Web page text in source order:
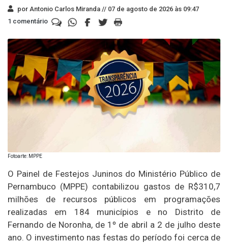
por Antonio Carlos Miranda // 07 de agosto de 2026 às 09:47
1 comentário
Fotoarte: MPPE
O Painel de Festejos Juninos do Ministério Público de
Pernambuco (MPPE) contabilizou gastos de R$310,7
milhões de recursos públicos em programações
realizadas em 184 municípios e no Distrito de
Fernando de Noronha, de 1º de abril a 2 de julho deste
ano. O investimento nas festas do período foi cerca de